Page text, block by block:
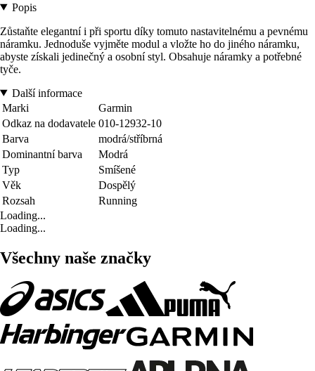
Popis
Zůstaňte elegantní i při sportu díky tomuto nastavitelnému a pevnému
náramku. Jednoduše vyjměte modul a vložte ho do jiného náramku,
abyste získali jedinečný a osobní styl. Obsahuje náramky a potřebné
tyče.
Další informace
Marki
Garmin
Odkaz na dodavatele 010-12932-10
Barva
modrá/stříbrná
Dominantní barva
Modrá
Typ
Smíšené
Věk
Dospělý
Rozsah
Running
Loading...
Loading...
Všechny naše značky